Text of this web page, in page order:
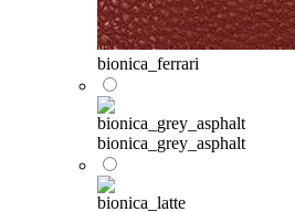
bionica_ferrari
bionica_grey_asphalt